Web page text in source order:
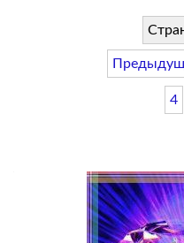
4
записям